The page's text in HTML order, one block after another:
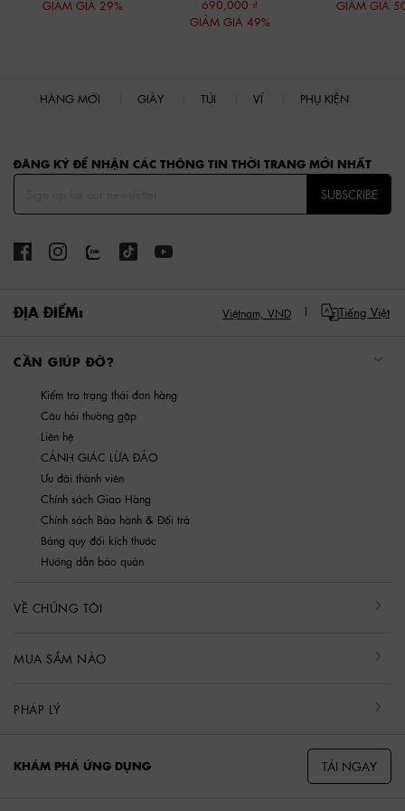
GIẢM GIÁ 29%
690,000
GIẢM GIÁ 49%
GIẢM GIÁ
HÀNG MỚI GIÀY TÚI VÍ PHỤ KIỆN
ĐĂNG KÝ ĐỂ NHẬN CÁC THÔNG TIN THỜI TRANG MỚI NHẤT
SUBSCRIBE
ĐỊA ĐIỂM: Việtnam, VND Tiếng Việt
CẦN GIÚP ĐỠ?
Kiểm tra trạng thái đơn hàng
Câu hỏi thường gặp
Liên hệ
CẢNH GIÁC LỪA ĐẢO
Ưu đãi thành viên
Chính sách Giao Hàng
Chính sách Bảo hành & Đổi trả
Bảng quy đổi kích thước
Hướng dẫn bảo quản
VỀ CHÚNG TÔI
MUA SẮM NÀO
PHÁP LÝ
KHÁM PHÁ ỨNG DỤNG TẢI NGAY